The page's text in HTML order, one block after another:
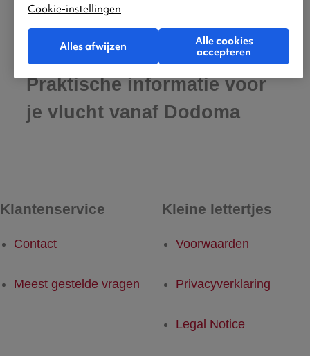
Praktische informatie voor
je vlucht vanaf Dodoma
Klantenservice
Contact
Meest gestelde vragen
Kleine lettertjes
Voorwaarden
Privacyverklaring
Legal Notice
Cookie-instellingen
Alles afwijzen
Alle cookies
accepteren